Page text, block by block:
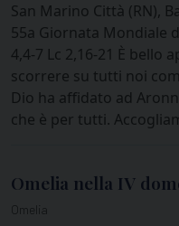
San Marino Città (RN),
55a Giornata Mondiale
4,4-7 Lc 2,16-21 È bello
scorrere su tutti noi
Dio ha affidato ad
che è per tutti.
Omelia nella IV
Omelia